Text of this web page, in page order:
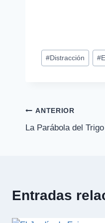
Etiquetas
de
#Distracción #
Navegación
de
ANTERIOR
La Parábola del
Entradas